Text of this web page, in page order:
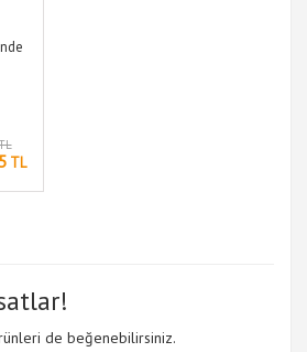
TL
de beğenebilirsiniz.